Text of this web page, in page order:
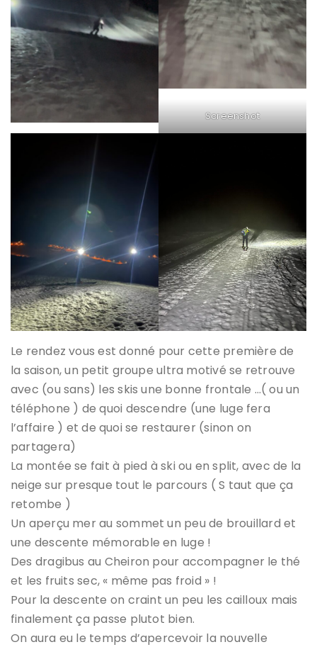
Screenshot
Le rendez vous est donné pour cette première de
la saison, un petit groupe ultra motivé se retrouve
avec (ou sans) les skis une bonne frontale …( ou un
téléphone ) de quoi descendre (une luge fera
l’affaire ) et de quoi se restaurer (sinon on
partagera)
La montée se fait à pied à ski ou en split, avec de la
neige sur presque tout le parcours ( S taut que ça
retombe )
Un aperçu mer au sommet un peu de brouillard et
une descente mémorable en luge !
Des dragibus au Cheiron pour accompagner le thé
et les fruits sec, « même pas froid » !
Pour la descente on craint un peu les cailloux mais
finalement ça passe plutot bien.
On aura eu le temps d’apercevoir la nouvelle